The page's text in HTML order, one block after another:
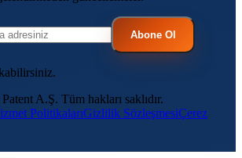
Abone Ol
A.Ş. Tüm hakları saklıdır.
PolitikalarıGizlilik SözleşmesiÇerez